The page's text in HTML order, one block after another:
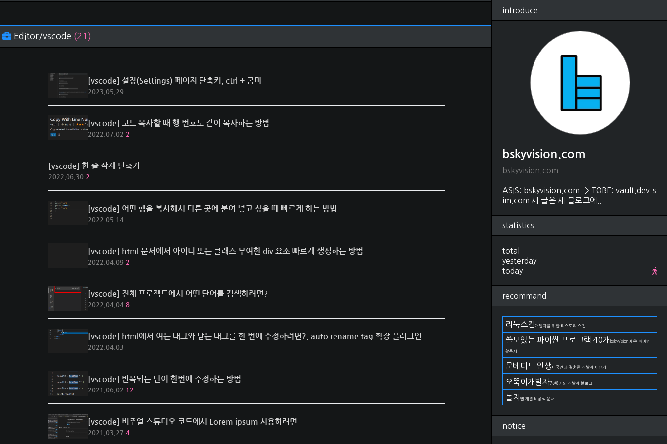
Editor/vscode (21)
[vscode] 설정(Settings) 페이지 단축키, ctrl + 콤마
2023.05.29
[vscode] 코드 복사할 때 행 번호도 같이 복사하는 방법
2022.07.02 2
[vscode] 한 줄 삭제 단축키
2022.06.30 2
[vscode] 어떤 행을 복사해서 다른 곳에 붙여 넣고 싶을 때 빠르게 하는 방법
2022.05.14
[vscode] html 문서에서 아이디 또는 클래스 부여한 div 요소 빠르게 생성하는 방법
2022.04.09 2
[vscode] 전체 프로젝트에서 어떤 단어를 검색하려면?
2022.04.04 8
[vscode] html에서 여는 태그와 닫는 태그를 한 번에 수정하려면?, auto rename tag 확장 플러그인
2022.04.03
[vscode] 반복되는 단어 한번에 수정하는 방법
2021.06.02 12
[vscode] 비주얼 스튜디오 코드에서 Lorem ipsum 사용하려면
2021.03.27 4
introduce
bskyvision.com
bskyvision.com
ASIS: bskyvision.com -> TOBE: vault.dev-s
im.com 새 글은 새 블로그에..
statistics
total
yesterday
today
recommand
리눅스킨 개발자를 위한 티스토리 스킨
쓸모있는 파이썬 프로그램 40개 bskyvision이 쓴 파이썬
활용서
문베디드 인생 미국인과 결혼한 개발자 이야기
오뚝이개발자7전8기의 개발자 블로그
돌지 웹 개발 비공식 문서
notice
태그 관리 글쓰기
bskyvision.com
Dev
(330)
shell script
(4)
javascript(54)
HTML, CSS
matlab(37)
DB
(88)
SQL(80)
MongoDB
Editor(31)
vscode(21)
Research
선형대수학
야구(22)
금융
논문 작성법(19)
언어(11)
DevOps(66)
git(27)
kubernetes(2)
AWS(17)
구름IDE
OS(82)
Linux
Windows(23)
MacOS(21)
Life
일상(75)